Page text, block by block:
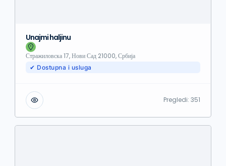
Unajmi haljinu
Стражиловска 17, Нови Сад 21000, Србија
✔ Dostupna i usluga
Pregledi: 351